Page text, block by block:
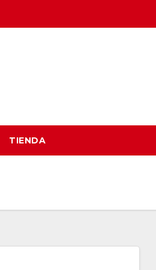
TIENDA